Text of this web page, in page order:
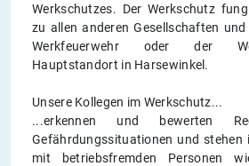
Werkschutzes. Der Werkschutz
zu allen anderen Gesellschaften
Werkfeuerwehr oder der
Hauptstandort in Harsewinkel.
Unsere Kollegen im Werkschutz...
...erkennen und bewerten
Gefährdungssituationen und stehen
mit betriebsfremden Personen